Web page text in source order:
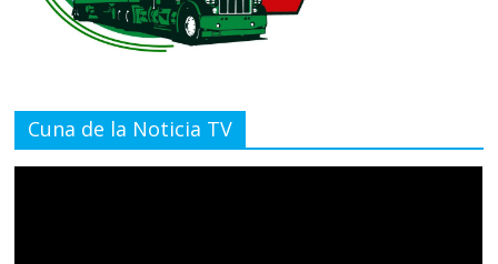
Cuna de la Noticia TV